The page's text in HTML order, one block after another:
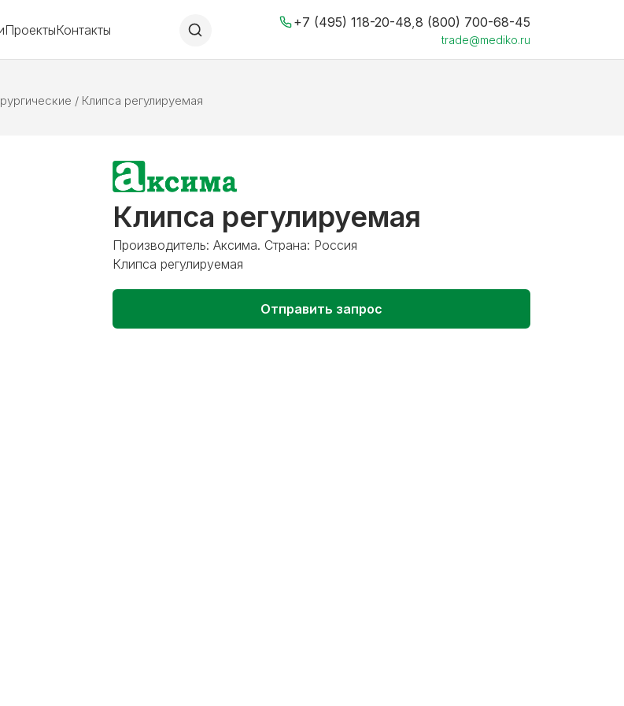
ПроектыКонтакты
+7 (495) 118-20-48 8 (800) 700-68-45
trade@mediko.ru
/ Клипса регулируемая
Клипса регулируемая
Производитель: Аксима. Страна: Россия
Клипса регулируемая
Отправить запрос